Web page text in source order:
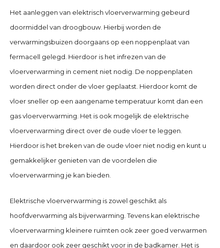
Het aanleggen van elektrisch vloerverwarming gebeurd
doormiddel van droogbouw. Hierbij worden de
verwarmingsbuizen doorgaans op een noppenplaat van
fermacell gelegd. Hierdoor is het infrezen van de
vloerverwarming in cement niet nodig. De noppenplaten
worden direct onder de vloer geplaatst. Hierdoor komt de
vloer sneller op een aangename temperatuur komt dan een
gas vloerverwarming. Het is ook mogelijk de elektrische
vloerverwarming direct over de oude vloer te leggen.
Hierdoor is het breken van de oude vloer niet nodig en kunt u
gemakkelijker genieten van de voordelen die
vloerverwarming je kan bieden.
Elektrische vloerverwarming is zowel geschikt als
hoofdverwarming als bijverwarming. Tevens kan elektrische
vloerverwarming kleinere ruimten ook zeer goed verwarmen
en daardoor ook zeer geschikt voor in de badkamer. Het is